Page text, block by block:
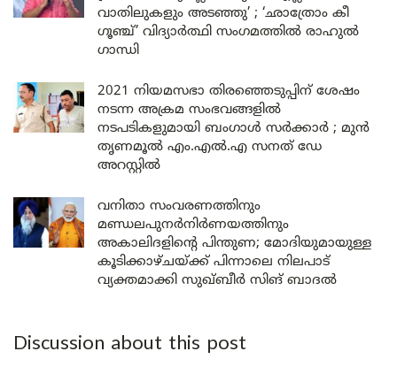
വാതിലുകളും അടഞ്ഞു’ ; ‘ഛാത്രോം കീ
ഗൂഞ്ച്’ വിദ്യാർത്ഥി സംഗമത്തിൽ രാഹുൽ
ഗാന്ധി
2021 നിയമസഭാ തിരഞ്ഞെടുപ്പിന് ശേഷം
നടന്ന അക്രമ സംഭവങ്ങളിൽ
നടപടികളുമായി ബംഗാൾ സർക്കാർ ; മുൻ
തൃണമൂൽ എം.എൽ.എ സനത് ഡേ
അറസ്റ്റിൽ
വനിതാ സംവരണത്തിനും
മണ്ഡലപുനർനിർണയത്തിനും
അകാലിദളിന്റെ പിന്തുണ; മോദിയുമായുള്ള
കൂടിക്കാഴ്ചയ്ക്ക് പിന്നാലെ നിലപാട്
വ്യക്തമാക്കി സുഖ്ബീർ സിങ് ബാദൽ
Discussion about this post